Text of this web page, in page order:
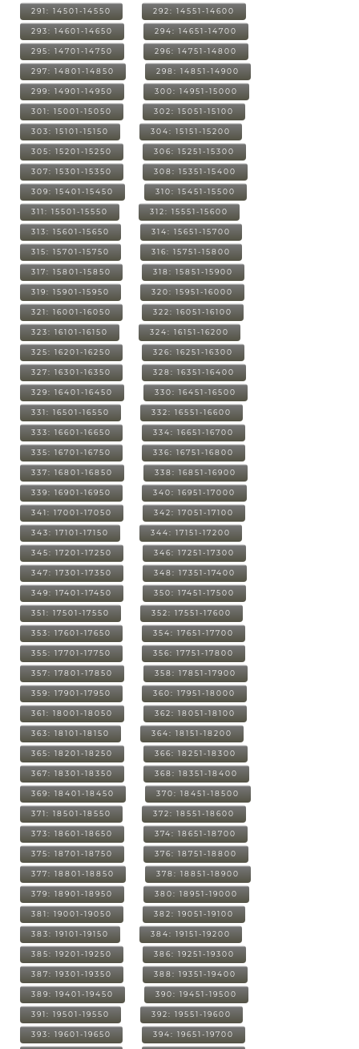
291: 14501-14550 292: 14551-14600
293: 14601-14650 294: 14651-14700
295: 14701-14750 296: 14751-14800
297: 14801-14850 298: 14851-14900
299: 14901-14950 300: 14951-15000
301: 15001-15050 302: 15051-15100
303: 15101-15150 304: 15151-15200
305: 15201-15250 306: 15251-15300
307: 15301-15350 308: 15351-15400
309: 15401-15450 310: 15451-15500
311: 15501-15550 312: 15551-15600
313: 15601-15650 314: 15651-15700
315: 15701-15750 316: 15751-15800
317: 15801-15850 318: 15851-15900
319: 15901-15950 320: 15951-16000
321: 16001-16050 322: 16051-16100
323: 16101-16150 324: 16151-16200
325: 16201-16250 326: 16251-16300
327: 16301-16350 328: 16351-16400
329: 16401-16450 330: 16451-16500
331: 16501-16550 332: 16551-16600
333: 16601-16650 334: 16651-16700
335: 16701-16750 336: 16751-16800
337: 16801-16850 338: 16851-16900
339: 16901-16950 340: 16951-17000
341: 17001-17050 342: 17051-17100
343: 17101-17150 344: 17151-17200
345: 17201-17250 346: 17251-17300
347: 17301-17350 348: 17351-17400
349: 17401-17450 350: 17451-17500
351: 17501-17550 352: 17551-17600
353: 17601-17650 354: 17651-17700
355: 17701-17750 356: 17751-17800
357: 17801-17850 358: 17851-17900
359: 17901-17950 360: 17951-18000
361: 18001-18050 362: 18051-18100
363: 18101-18150 364: 18151-18200
365: 18201-18250 366: 18251-18300
367: 18301-18350 368: 18351-18400
369: 18401-18450 370: 18451-18500
371: 18501-18550 372: 18551-18600
373: 18601-18650 374: 18651-18700
375: 18701-18750 376: 18751-18800
377: 18801-18850 378: 18851-18900
379: 18901-18950 380: 18951-19000
381: 19001-19050 382: 19051-19100
383: 19101-19150 384: 19151-19200
385: 19201-19250 386: 19251-19300
387: 19301-19350 388: 19351-19400
389: 19401-19450 390: 19451-19500
391: 19501-19550 392: 19551-19600
393: 19601-19650 394: 19651-19700